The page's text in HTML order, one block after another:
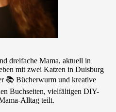
dreifache Mama, aktuell in
mit zwei Katzen in Duisburg
📚 Bücherwurm und kreative
Buchseiten, vielfältigen DIY-
Alltag teilt.